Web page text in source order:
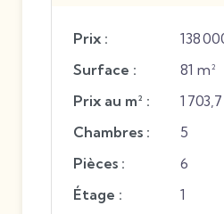
Prix :
138
Surface :
81 m²
Prix au m² :
1
Chambres :
5
Pièces :
6
Étage :
1